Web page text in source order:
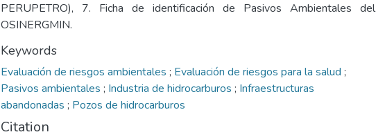
PERUPETRO), 7. Ficha de identificación de Pasivos Ambientales del
OSINERGMIN.
Keywords
Evaluación de riesgos ambientales ; Evaluación de riesgos para la salud ;
Pasivos ambientales ; Industria de hidrocarburos ; Infraestructuras
abandonadas ; Pozos de hidrocarburos
Citation